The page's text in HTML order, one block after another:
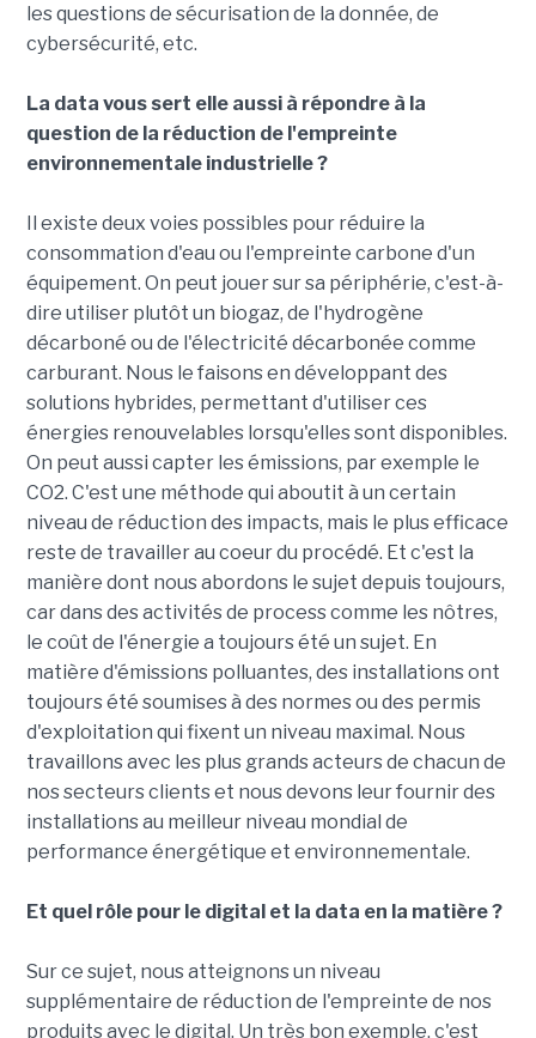
les questions de sécurisation de la donnée, de
cybersécurité, etc.
La data vous sert elle aussi à répondre à la
question de la réduction de l'empreinte
environnementale industrielle ?
Il existe deux voies possibles pour réduire la
consommation d'eau ou l'empreinte carbone d'un
équipement. On peut jouer sur sa périphérie, c'est-à-
dire utiliser plutôt un biogaz, de l'hydrogène
décarboné ou de l'électricité décarbonée comme
carburant. Nous le faisons en développant des
solutions hybrides, permettant d'utiliser ces
énergies renouvelables lorsqu'elles sont disponibles.
On peut aussi capter les émissions, par exemple le
CO2. C'est une méthode qui aboutit à un certain
niveau de réduction des impacts, mais le plus efficace
reste de travailler au coeur du procédé. Et c'est la
manière dont nous abordons le sujet depuis toujours,
car dans des activités de process comme les nôtres,
le coût de l'énergie a toujours été un sujet. En
matière d'émissions polluantes, des installations ont
toujours été soumises à des normes ou des permis
d'exploitation qui fixent un niveau maximal. Nous
travaillons avec les plus grands acteurs de chacun de
nos secteurs clients et nous devons leur fournir des
installations au meilleur niveau mondial de
performance énergétique et environnementale.
Et quel rôle pour le digital et la data en la matière ?
Sur ce sujet, nous atteignons un niveau
supplémentaire de réduction de l'empreinte de nos
produits avec le digital. Un très bon exemple, c'est